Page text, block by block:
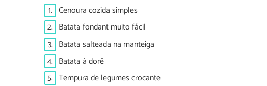
1. Cenoura cozida simples
2. Batata fondant muito fácil
3. Batata salteada na manteiga
4. Batata à dorê
5. Tempura de legumes crocante